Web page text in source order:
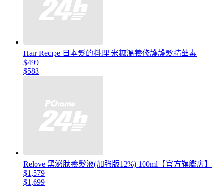
Hair Recipe 日本髮的料理 米糠溫養修護護髮精華素
$499
$588
Relove 黑泌肽養髮液(加強版12%) 100ml【官方旗艦店】
$1,579
$1,699